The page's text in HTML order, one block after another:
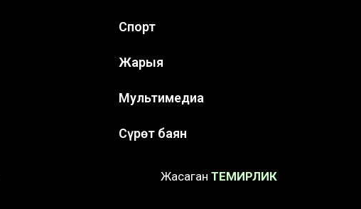
Спорт
Жарыя
Мультимедиа
Сүрөт баян
Жасаган ТЕМИРЛИК